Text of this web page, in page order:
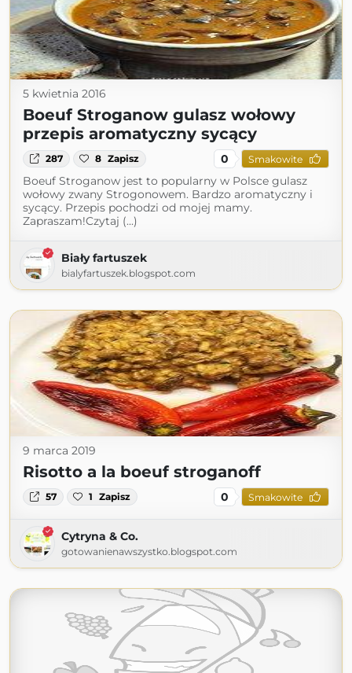
5 kwietnia 2016
Boeuf Stroganow gulasz wołowy
przepis aromatyczny sycący
287 8 Zapisz 0 Smakowite
Boeuf Stroganow jest to popularny w Polsce gulasz
wołowy zwany Strogonowem. Bardzo aromatyczny i
sycący. Przepis pochodzi od mojej mamy.
Zapraszam!Czytaj (...)
Biały fartuszek
bialyfartuszek.blogspot.com
9 marca 2019
Risotto a la boeuf stroganoff
57 1 Zapisz 0 Smakowite
Cytryna & Co.
gotowanienawszystko.blogspot.com